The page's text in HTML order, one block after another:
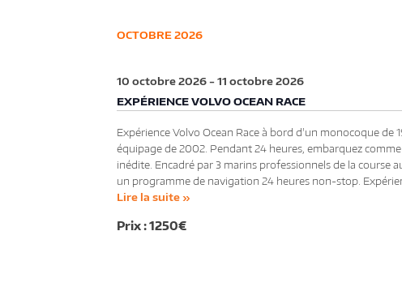
OCTOBRE 2026
EXPÉRIENCE VOLVO OCEAN RACE
10 octobre 2026-11 octobre 2026
Expérience Volvo Ocean Race à bord d'un monocoque
équipage de 2002. Pendant 24 heures, embarquez
inédite. Encadré par 3 marins professionnels de la course
un programme de navigation 24 heures non-stop.
Lire la suite »
1250€